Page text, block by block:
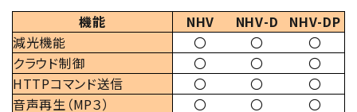
機能
NHV NHV-D
NHV-DP
減光機能
〇 〇
〇
クラウド制御
〇 〇
〇
HTTPコマンド送信
〇 〇
〇
音声再生（MP３）
〇 〇
〇